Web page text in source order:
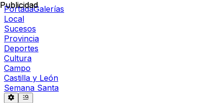
PortadaGalerías
Local
Sucesos
Provincia
Deportes
Cultura
Campo
Castilla y León
Semana Santa
Publicidad
Publicidad